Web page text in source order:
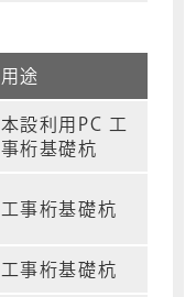
用途
本設利用PC 工
事桁基礎杭
工事桁基礎杭
工事桁基礎杭